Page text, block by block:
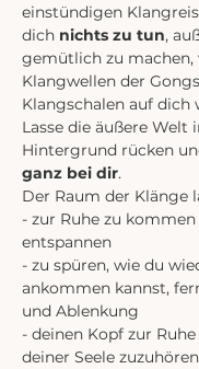
einstündigen
dich nichts zu tun,
gemütlich zu machen,
Klangwellen der
Klangschalen auf dich
Lasse die äußere Welt
Hintergrund rücken
ganz bei dir.
Der Raum der Klänge
- zur Ruhe zu
entspannen
- zu spüren, wie du
ankommen kannst,
und Ablenkung
- deinen Kopf zur
deiner Seele zuzuhören